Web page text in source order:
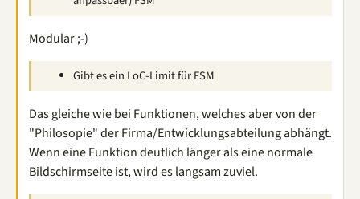
Modular ;-)
Gibt es ein LoC-Limit für FSM
Das gleiche wie bei Funktionen, welches aber von der
"Philosopie" der Firma/Entwicklungsabteilung abhängt.
Wenn eine Funktion deutlich länger als eine normale
Bildschirmseite ist, wird es langsam zuviel.